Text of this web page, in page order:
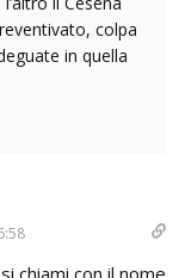
colpa
in quella
chiami con il nome